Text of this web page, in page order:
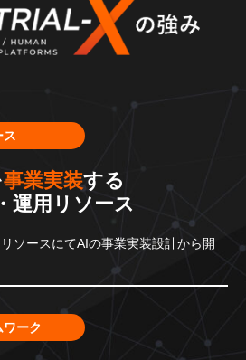
ス
事業実装する
運用リソース
ソースにてAIの事業実装設計から開
ーク